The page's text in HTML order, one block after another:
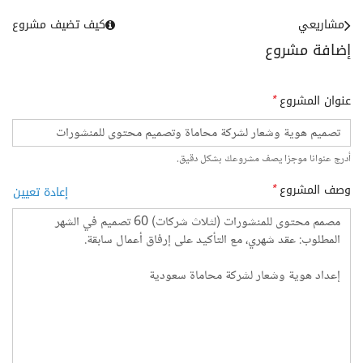
إضافة مشروع
مشاريعي كيف تضيف مشروع
عنوان المشروع*
أدرج عنوانا موجزا يصف مشروعك بشكل دقيق.
وصف المشروع* إعادة تعيين